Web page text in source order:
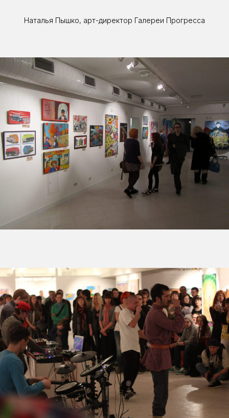
Наталья Пышко, арт-директор Галереи Прогресса